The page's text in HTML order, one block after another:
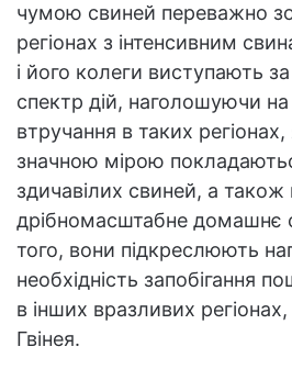
чумою свиней переважно
регіонах з інтенсивним
і його колеги виступають
спектр дій, наголошуючи на
втручання в таких
значною мірою
здичавілих свиней, а також
дрібномасштабне домашнє
того, вони підкреслюють
необхідність запобігання
в інших вразливих
Гвінея.